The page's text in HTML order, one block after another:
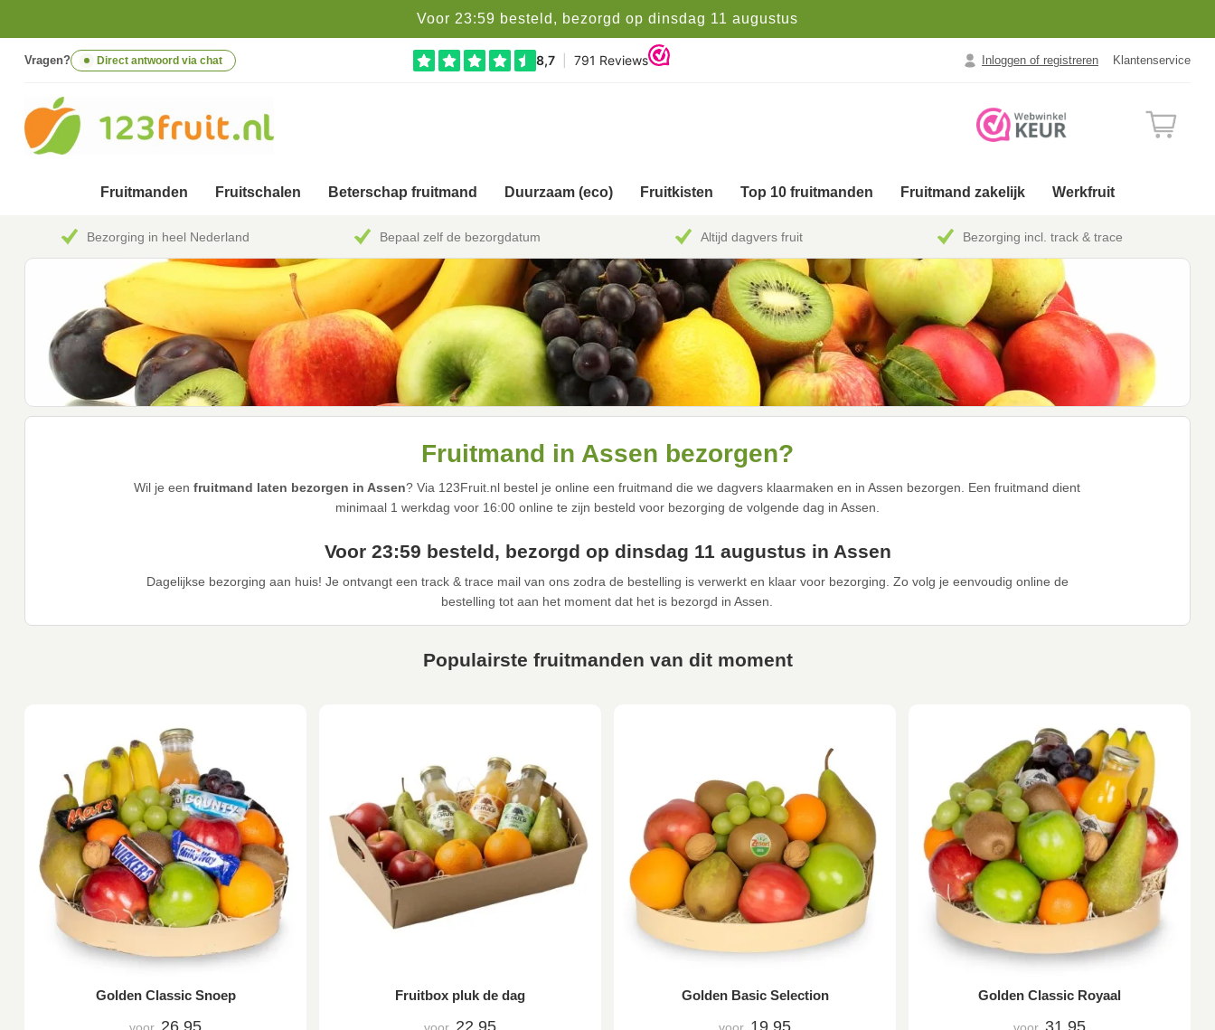
Voor 23:59 besteld, bezorgd op dinsdag 11 augustus
Vragen? Direct antwoord via chat Inloggen of registreren Klantenservice
Fruitmanden Fruitschalen Beterschap fruitmand Duurzaam (eco) Fruitkisten Top 10 fruitmanden Fruitmand zakelijk Werkfruit
Bezorging in heel Nederland Bepaal zelf de bezorgdatum Altijd dagvers fruit Bezorging incl. track & trace
Fruitmand in Assen bezorgen?
Wil je eenfruitmand laten bezorgen in Assen? Via 123Fruit.nl bestel je online een fruitmand die we dagvers klaarmaken en in Assen bezorgen. Een fruitmand dient
minimaal 1 werkdag voor 16:00 online te zijn besteld voor bezorging de volgende dag in Assen.
Voor 23:59 besteld, bezorgd op dinsdag 11 augustus in Assen
Dagelijkse bezorging aan huis! Je ontvangt een track & trace mail van ons zodra de bestelling is verwerkt en klaar voor bezorging. Zo volg je eenvoudig online de
bestelling tot aan het moment dat het is bezorgd in Assen.
Populairste fruitmanden van dit moment
Golden Classic Snoep Fruitbox pluk de dag Golden Basic Selection Golden Classic Royaal